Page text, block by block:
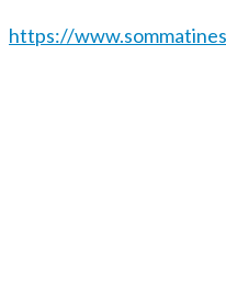
https://